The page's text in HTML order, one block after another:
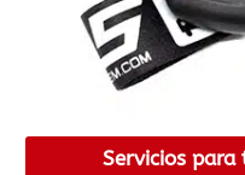
Servicios para